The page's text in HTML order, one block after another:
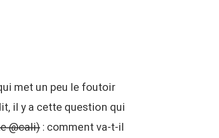
met un peu le foutoir
il y a cette question qui
@cali) : comment va-t-il